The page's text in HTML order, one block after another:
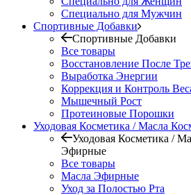
Специально для Мужчин
Спортивные Добавки
Спортивные Добавки
Все товары
Восстановление После
Выработка Энергии
Коррекция и Контроль
Мышечный Рост
Протеиновые Порошки
Уходовая Косметика / Масла
Уходовая Косметика /
Эфирные
Все товары
Масла Эфирные
Уход за Полостью Рта